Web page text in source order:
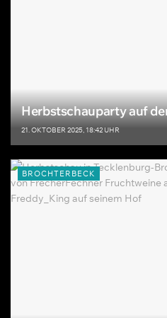
Herbstschauparty auf
21. OKTOBER 2025, 18:42 UHR
BROCHTERBECK